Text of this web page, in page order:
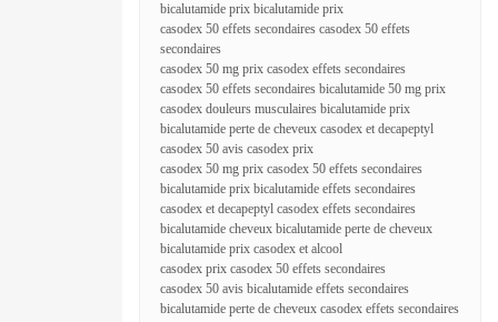
bicalutamide prix bicalutamide prix
casodex 50 effets secondaires casodex 50 effets
secondaires
casodex 50 mg prix casodex effets secondaires
casodex 50 effets secondaires bicalutamide 50 mg prix
casodex douleurs musculaires bicalutamide prix
bicalutamide perte de cheveux casodex et decapeptyl
casodex 50 avis casodex prix
casodex 50 mg prix casodex 50 effets secondaires
bicalutamide prix bicalutamide effets secondaires
casodex et decapeptyl casodex effets secondaires
bicalutamide cheveux bicalutamide perte de cheveux
bicalutamide prix casodex et alcool
casodex prix casodex 50 effets secondaires
casodex 50 avis bicalutamide effets secondaires
bicalutamide perte de cheveux casodex effets secondaires